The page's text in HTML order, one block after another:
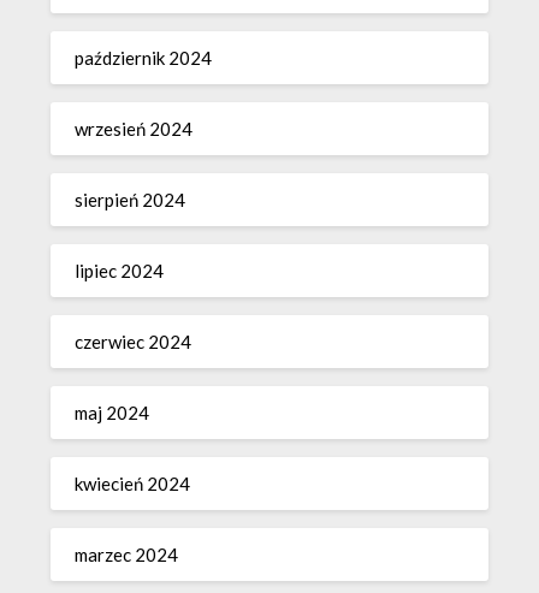
październik 2024
wrzesień 2024
sierpień 2024
lipiec 2024
czerwiec 2024
maj 2024
kwiecień 2024
marzec 2024